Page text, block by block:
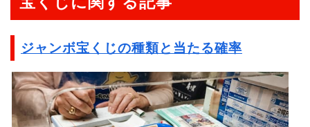
ジャンボ宝くじの種類と当たる確率